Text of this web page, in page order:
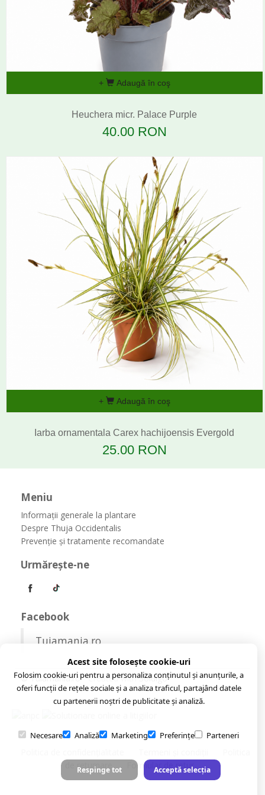
Adaugă în coş
Heuchera micr. Palace Purple
40.00 RON
Adaugă în coş
Iarba ornamentala Carex hachijoensis Evergold
25.00 RON
Meniu
Informații generale la plantare
Despre Thuja Occidentalis
Prevenție și tratamente recomandate
Urmăreşte-ne
Facebook
Tuiamania.ro
© Tuiamania.ro - Created withSoldigo
de returnare
Formular de retur
Acest site folosește cookie-uri
Folosim cookie-uri pentru a personaliza conținutul și anunțurile, a
oferi funcții de rețele sociale și a analiza traficul, partajând datele
cu partenerii noștri de publicitate și analiză.
Necesare Analiză Marketing Preferințe Parteneri
Respinge tot Acceptă selecția